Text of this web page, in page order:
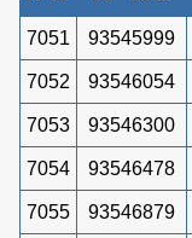
7051 93545999
7052 93546054
7053 93546300
7054 93546478
7055 93546879